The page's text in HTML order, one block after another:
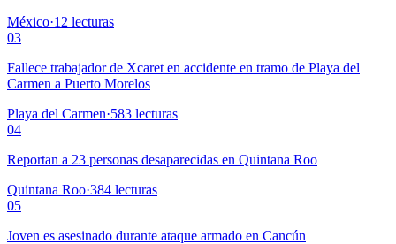
México·12 lecturas
03
Fallece trabajador de Xcaret en accidente en tramo de Playa del
Carmen a Puerto Morelos
Playa del Carmen·583 lecturas
04
Reportan a 23 personas desaparecidas en Quintana Roo
Quintana Roo·384 lecturas
05
Joven es asesinado durante ataque armado en Cancún